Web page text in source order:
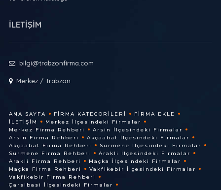
İLETİŞİM
bilgi@trabzonfirma.com
Merkez / Trabzon
ANA SAYFA FIRMA KATEGORILERI
FIRMA EKLE
İLETIŞIM
Merkez İlçesindeki Firmalar
Merkez Firma Rehberi
Arsin İlçesindeki Firmalar
Arsin Firma Rehberi
Akçaabat İlçesindeki Firmalar
Akçaabat Firma Rehberi
Sürmene İlçesindeki Firmalar
Sürmene Firma Rehberi
Arakli İlçesindeki Firmalar
Arakli Firma Rehberi
Maçka İlçesindeki Firmalar
Maçka Firma Rehberi
Vakfikebir İlçesindeki Firmalar
Vakfikebir Firma Rehberi
Çarsibasi İlçesindeki Firmalar